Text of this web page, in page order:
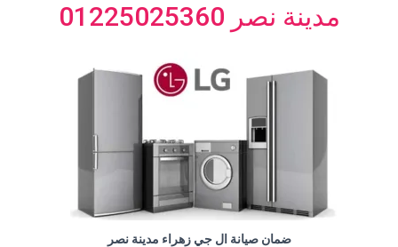
مدينة نصر 01225025360
ضمان صيانة ال جي زهراء مدينة نصر